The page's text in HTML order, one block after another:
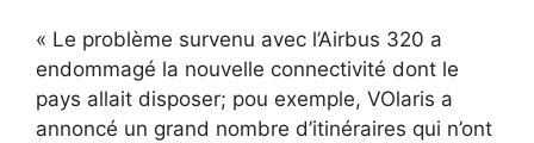
« Le problème survenu avec l’Airbus 320 a
endommagé la nouvelle connectivité dont le
pays allait disposer; pou exemple, VOlaris a
annoncé un grand nombre d’itinéraires qui n’ont